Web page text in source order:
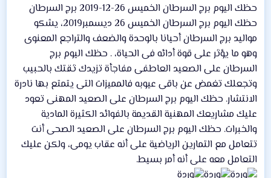
حظك اليوم برج السرطان الخميس 26-12-2019 برج السرطان
حظك اليوم برج السرطان الخميس 26 ديسمبر2019، يشكو
مواليد برج السرطان أحيانا بالوحدة والضعف والتراجع المعنوى
وهو ما يؤثر على قوة أدائه فى الحياة، . حظك اليوم برج
السرطان على الصعيد العاطفى مفاجأة تزيدك ثقتك بالحبيب
وتجعلك تغمض عن باقى عيوبه فالمميزات التى يتمتع بها نادرة
الانتشار. حظك اليوم برج السرطان على الصعيد المهنى تعود
عليك مشاريعك المهنية القديمة بالفوائد الكثيرة المادية
والخبرات. حظك اليوم برج السرطان على الصعيد الصحى أنت
تتعامل مع التمارين الرياضية على أنه عقاب يومى، ولكن عليك
التعامل معه على أنه أمر بسيط.